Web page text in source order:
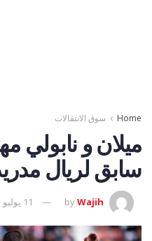
Home سوق الانتقالات
ميلان و نابولي
سابق لريال
byWajih 11 يوليو 2025